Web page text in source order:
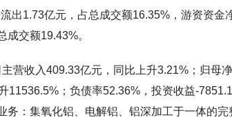
出1.73亿元，占总成交额16.35%，游资资金
交额19.43%。
营收入409.33亿元，同比上升3.21%；归母
11536.5%；负债率52.36%，投资收益-
：集氧化铝、电解铝、铝深加工于一体的完